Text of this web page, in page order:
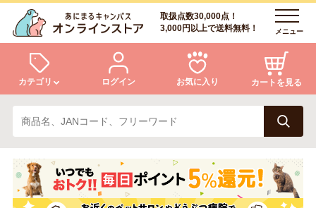
取扱点数30,000点！
3,000円以上で送料無料！
メニュー
カテゴリ
犬 猫
小動物・鳥 アクア・爬虫類・昆虫
ログイン お気に入り カートを見る
ログイン
会員登録